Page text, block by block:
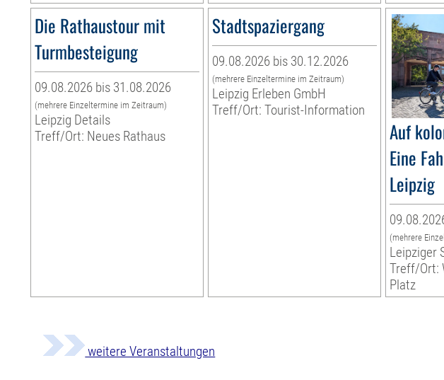
Die Rathaustour mit
Turmbesteigung
09.08.2026 bis 31.08.2026
(mehrere Einzeltermine im Zeitraum)
Leipzig Details
Treff/Ort: Neues Rathaus
Stadtspaziergang
09.08.2026 bis 30.12.2026
(mehrere Einzeltermine im Zeitraum)
Leipzig Erleben GmbH
Treff/Ort: Tourist-Information
Auf
Eine
Leipzig
(mehrere
Leipziger
Treff/Ort:
Platz
weitere Veranstaltungen